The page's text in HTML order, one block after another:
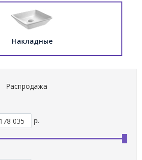
Накладные
Распродажа
р.